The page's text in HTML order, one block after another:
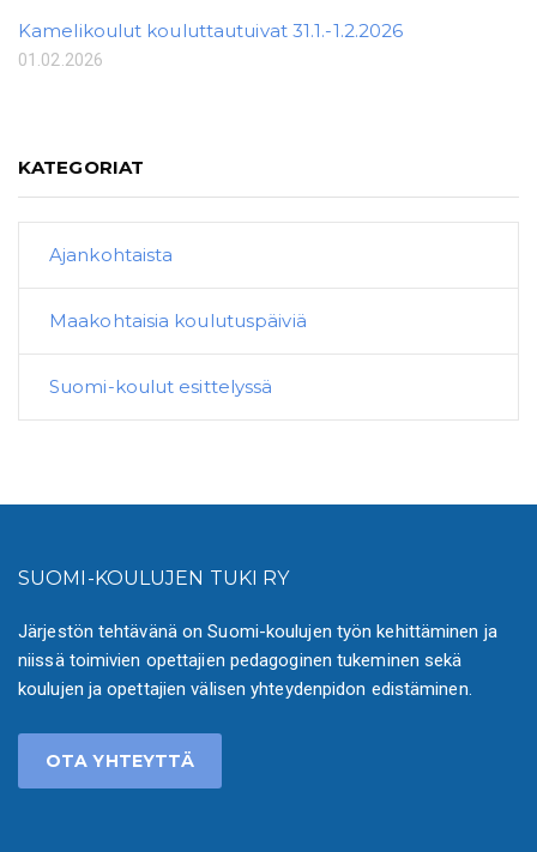
Kamelikoulut kouluttautuivat 31.1.-1.2.2026
01.02.2026
KATEGORIAT
Ajankohtaista
Maakohtaisia koulutuspäiviä
Suomi-koulut esittelyssä
SUOMI-KOULUJEN TUKI RY
Järjestön tehtävänä on Suomi-koulujen työn kehittäminen ja
niissä toimivien opettajien pedagoginen tukeminen sekä
koulujen ja opettajien välisen yhteydenpidon edistäminen.
OTA YHTEYTTÄ